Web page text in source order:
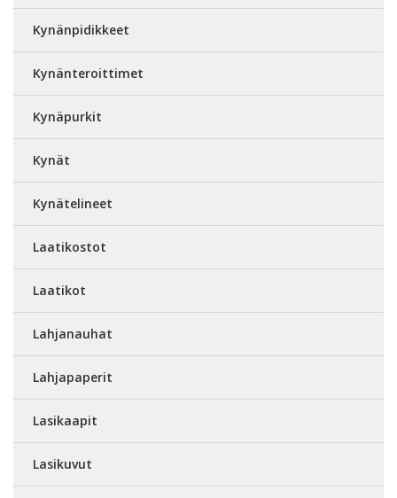
Kynänpidikkeet
Kynänteroittimet
Kynäpurkit
Kynät
Kynätelineet
Laatikostot
Laatikot
Lahjanauhat
Lahjapaperit
Lasikaapit
Lasikuvut